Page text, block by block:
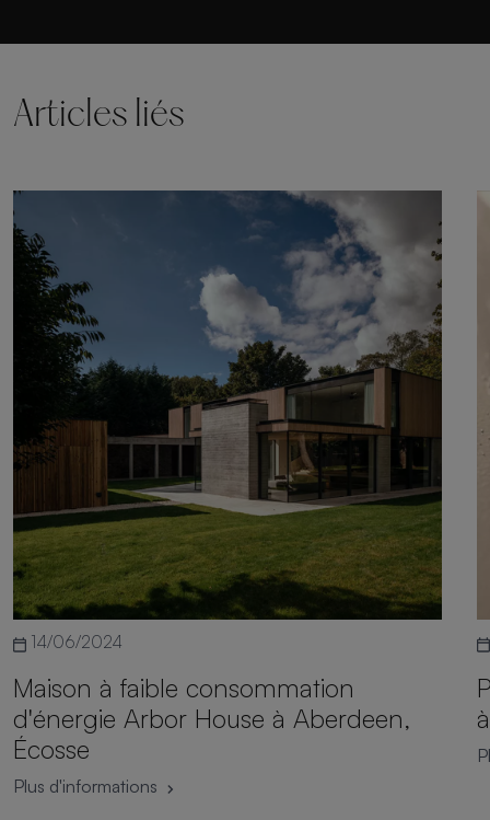
Articles liés
Maison à faible consommation
d'énergie Arbor House à Aberdeen,
Écosse
Plus d'informations
14/06/2024